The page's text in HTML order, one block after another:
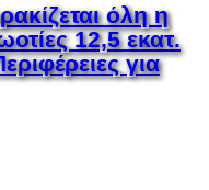
όλη η
12,5 εκατ.
για